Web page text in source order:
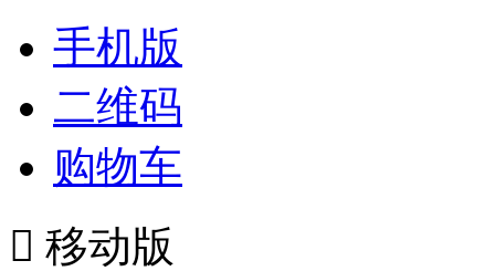
手机版
二维码
购物车
 移动版